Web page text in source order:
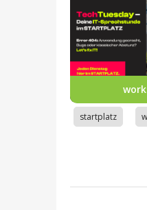
startplatz